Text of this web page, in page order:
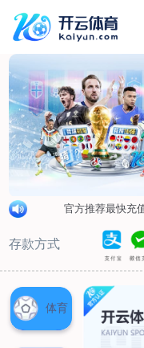
Menu
网站首页
关于我们
产品中心
荣誉资质
厂区设备
人才招聘
新闻中心
销售网点